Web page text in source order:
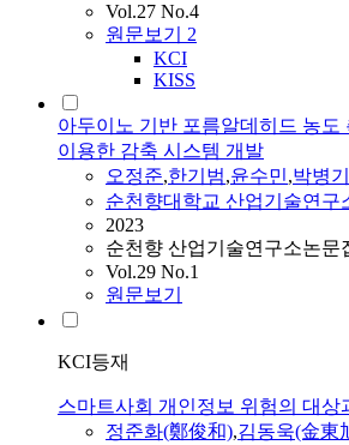
Vol.27 No.4
원문보기 2
KCI
KISS
아두이노 기반 포름알데히드 농도
이용한 감축 시스템 개발
오정준,한기범,윤수민,박병기
순천향대학교 산업기술연구
2023
순천향 산업기술연구소논문
Vol.29 No.1
원문보기
KCI등재
스마트사회 개인정보 위험의 대상
정준화(鄭俊和),김동욱(金東